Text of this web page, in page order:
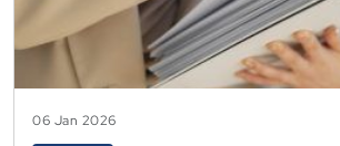
06 Jan 2026